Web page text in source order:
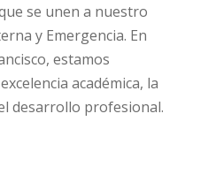
se unen a nuestro
y Emergencia. En
estamos
académica, la
desarrollo profesional.